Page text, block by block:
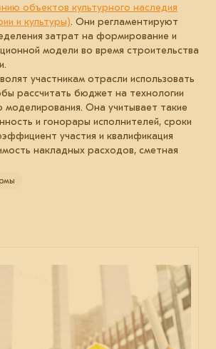
объектов культурного наследия
и культуры). Они регламентируют
затрат на формирование и
модели во время строительства
участникам отрасли использовать
рассчитать бюджет на технологии
Она учитывает такие
и гонорары исполнителей, сроки
участия и квалификация
накладных расходов, сметная